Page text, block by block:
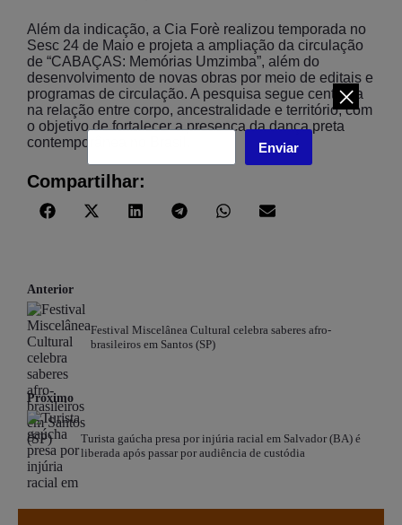
Além da indicação, a Cia Forè realizou temporada no
Sesc 24 de Maio e projeta a ampliação da circulação
de “CABAÇAS: Memórias Umzimba”, além do
desenvolvimento de novas obras por meio de editais e
programas de circulação. A pesquisa segue centrada
na relação entre corpo, ancestralidade e território, com
o objetivo de fortalecer a presença da dança preta
contemporânea no Brasil.
Compartilhar:
Anterior
Festival Miscelânea Cultural celebra saberes afro-
brasileiros em Santos (SP)
Próximo
Turista gaúcha presa por injúria racial em Salvador (BA) é
liberada após passar por audiência de custódia
Enviar